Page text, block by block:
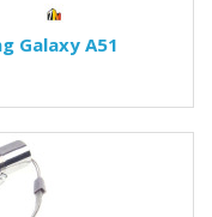
Galaxy A51